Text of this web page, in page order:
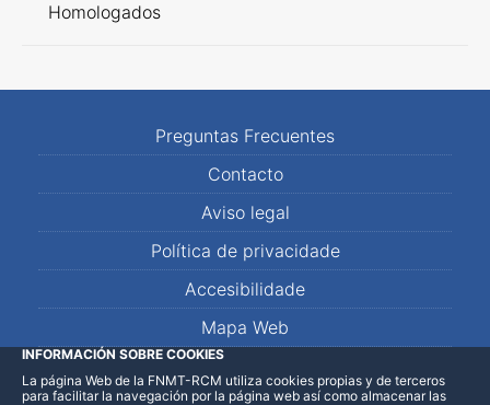
Homologados
Preguntas Frecuentes
Contacto
Aviso legal
Política de privacidade
Accesibilidade
Mapa Web
LinkedInFacebookWhatsApp
INFORMACIÓN SOBRE COOKIES
La página Web de la FNMT-RCM utiliza cookies propias y de terceros
para facilitar la navegación por la página web así como almacenar las